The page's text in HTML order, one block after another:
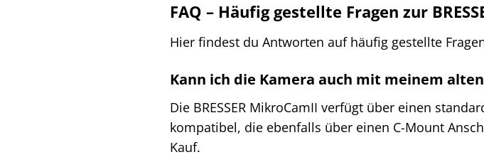
FAQ – Häufig gestellte Fragen zur
Hier findest du Antworten auf häufig gestellte
Kann ich die Kamera auch mit meinem
Die BRESSER MikroCamII verfügt über einen
kompatibel, die ebenfalls über einen C-Mount
Kauf.